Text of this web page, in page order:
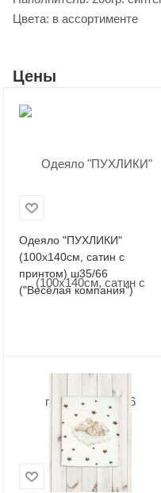
Цвета: в ассортименте
Цены
Одеяло "ПУХЛИКИ"
(100х140см, сатин с
принтом) ш35/66
("Весёлая компания")